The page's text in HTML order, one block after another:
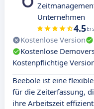
Unternehmen
4.5
Kostenlose Version
Kostenlose
Kostenpflichtige
Beebole ist eine
für die Zeiterfassung,
ihre Arbeitszeit